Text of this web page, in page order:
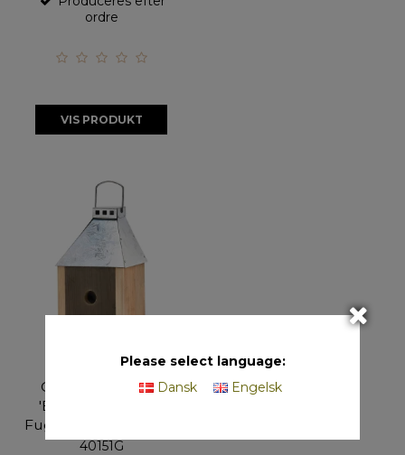
ordre
VIS PRODUKT
Galvaniseret Mini
'Birdy Sleep Wall'
Fuglehus (genb. træ)
40151G
Please select language:
Dansk
Engelsk